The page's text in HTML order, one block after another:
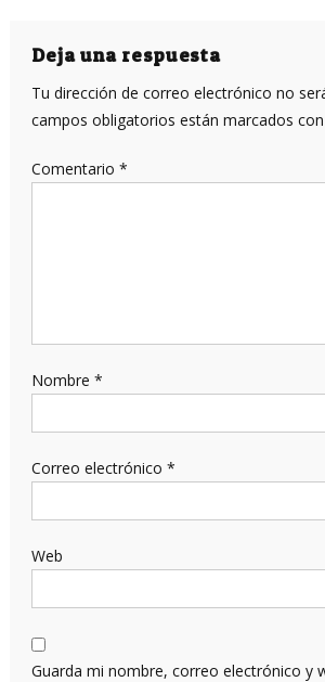
entradas
Deja una respuesta
Tu dirección de correo electrónico no
campos obligatorios están marcados con
Comentario *
Nombre *
Correo electrónico *
Web
Guarda mi nombre, correo electrónico y